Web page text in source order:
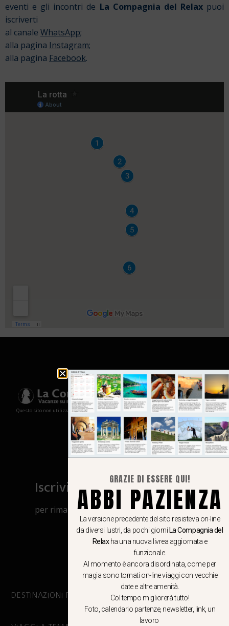
eventi e gli incontri de La Compagnia del Relax puoi
iscriverti
al canale WhatsApp;
alla pagina Instagram;
alla pagina Facebook.
Questo sito non utilizza cookies e non memorizza in alcun modo le tue informazioni
Iscriviti al canale Whatsapp
per rimanere aggiornato su viaggi, eventi
e notizie!
CLICCA QUI
DESTINAZIONI PRINCIPALI
GRAZIE DI ESSERE QUI!
ABBI PAZIENZA
La versione precedente del sito resisteva on-line
da diversi lustri, da pochi giorni La Compagnia del
Relaxha una nuova livrea aggiornata e
funzionale.
Al momento è ancora disordinata, come per
magia sono tornati on-line viaggi con vecchie
date e altre amenità.
Col tempo migliorerà tutto!
Foto, calendario partenze, newsletter, link, un
lavoro